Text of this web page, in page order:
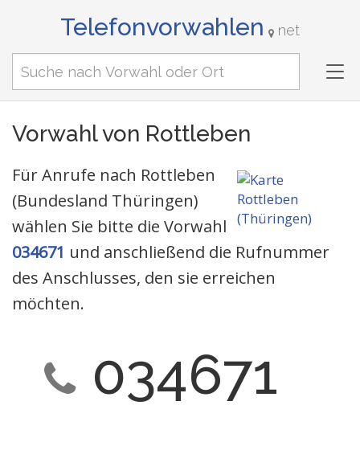
Telefonvorwahlen net
Vorwahl von Rottleben
Für Anrufe nach Rottleben
(Bundesland Thüringen)
wählen Sie bitte die Vorwahl
034671 und anschließend die Rufnummer
des Anschlusses, den sie erreichen
möchten.
034671